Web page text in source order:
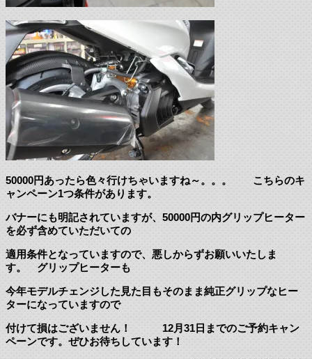
50000円あったら色々行けちゃいますね～。。。 こちらのキ
ャンペーン1つ条件があります。
バナーにも明記されていますが、50000円の内グリップヒーター
を必ず含めていただいての
適用条件となっていますので、悪しからずお願いいたしま
す。 グリップヒーターも
今年モデルチェンジした見た目もそのまま純正グリップなヒー
ターになっていますので
付けて損はございません！ 12月31日までのご予約キャン
ペーンです。ぜひお待ちしています！